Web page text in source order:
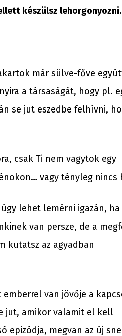
készülsz lehorgonyozni.
már sülve-főve
a társaságát, hogy pl.
se jut eszedbe felhívni,
csak Ti nem vagytok egy
vagy tényleg nincs
lehet lemérni igazán, ha
van persze, de a
kutatsz az agyadban
van jövője a
jut, amikor valamit el kell
megvan az új